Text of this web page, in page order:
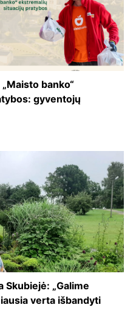
banko“
gyventojų
Skubiejė: „Galime
verta išbandyti